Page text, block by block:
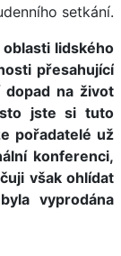
setkání.
lidského
přesahující
dopad na život
jste si tuto
pořadatelé už
konferenci,
však ohlídat
vyprodána